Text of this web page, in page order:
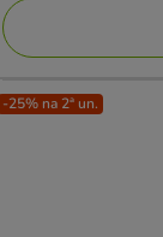
avaliações
a
21.99€
-25% na 2ª un.